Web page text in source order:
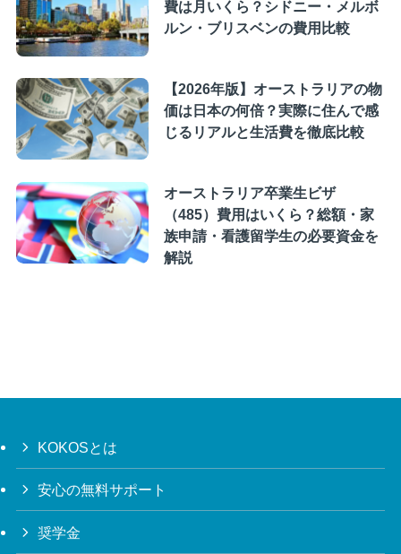
費は月いくら？シドニー・メルボ
ルン・ブリスベンの費用比較
【2026年版】オーストラリアの物
価は日本の何倍？実際に住んで感
じるリアルと生活費を徹底比較
オーストラリア卒業生ビザ
（485）費用はいくら？総額・家
族申請・看護留学生の必要資金を
解説
KOKOSとは
安心の無料サポート
奨学金